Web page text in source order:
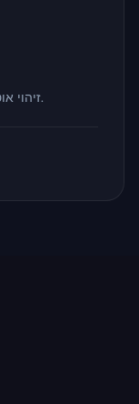
זיהוי אוטומטי של שפת הלקוח ותגובה באותה שפה.